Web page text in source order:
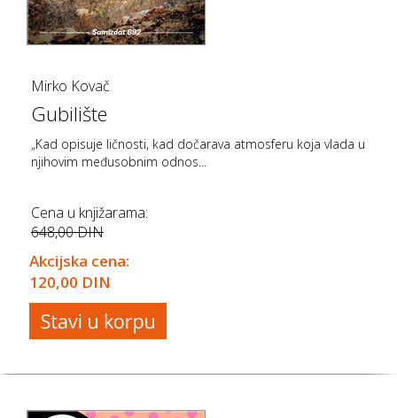
Mirko Kovač
Gubilište
„Kad opisuje ličnosti, kad dočarava atmosferu koja vlada u
njihovim međusobnim odnos...
Cena u knjižarama:
648,00 DIN
Akcijska cena:
120,00 DIN